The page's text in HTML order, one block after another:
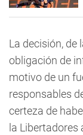
La decisión, de
obligación de
motivo de un
responsables
certeza de
la